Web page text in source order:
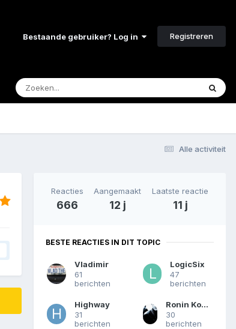
Bestaande gebruiker? Log in Registreren
Alle activiteit
Reacties
666
Aangemaakt
12 j
Laatste reactie
11 j
BESTE REACTIES IN DIT TOPIC
Vladimir
61
berichten
LogicSix
47
berichten
Highway
31
berichten
Ronin Kogaratsu
30
berichten